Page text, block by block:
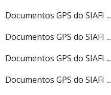
Documentos GPS do SIAFI ...
Documentos GPS do SIAFI ...
Documentos GPS do SIAFI ...
Documentos GPS do SIAFI ...